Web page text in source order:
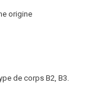
origine
de corps B2, B3.